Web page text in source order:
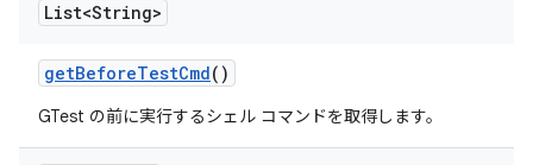
List<String>
getBeforeTestCmd()
GTest の前に実行するシェル コマンドを取得します。